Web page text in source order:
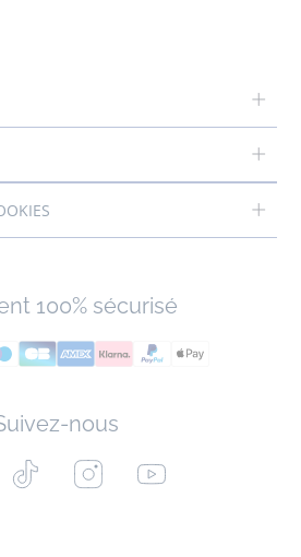
100% sécurisé
nous
Tiktok InstagramYoutube